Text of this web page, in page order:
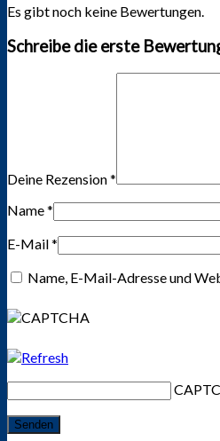
Es gibt noch keine Bewertungen.
Schreibe die erste
Deine Rezension*
Name*
E-Mail*
Name, E-Mail-Adresse und